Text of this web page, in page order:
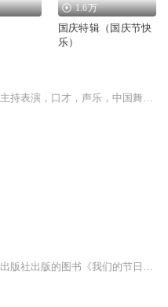
1.6万
国庆特辑（国庆节快
乐）